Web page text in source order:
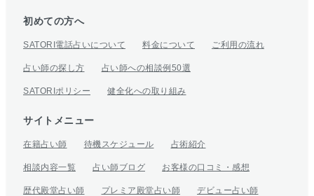
初めての方へ
SATORI電話占いについて 料金について ご利用の流れ
占い師の探し方 占い師への相談例50選
SATORIポリシー 健全化への取り組み
サイトメニュー
在籍占い師 待機スケジュール 占術紹介
相談内容一覧 占い師ブログ お客様の口コミ・感想
歴代殿堂占い師 プレミア殿堂占い師 デビュー占い師